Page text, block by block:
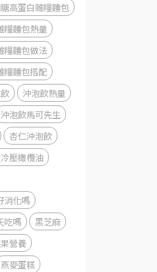
高蛋白雜糧麵包
糧麵包熱量
糧麵包做法
糧麵包搭配
沖泡飲熱量
沖泡飲馬可先生
杏仁沖泡飲
壓橄欖油
消化嗎
吃嗎
黑芝麻
營養
燕麥蛋糕